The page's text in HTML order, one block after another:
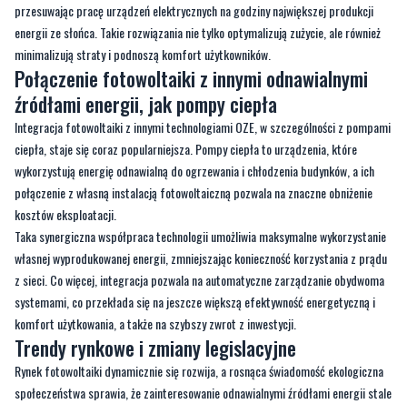
przesuwając pracę urządzeń elektrycznych na godziny największej produkcji
energii ze słońca. Takie rozwiązania nie tylko optymalizują zużycie, ale również
minimalizują straty i podnoszą komfort użytkowników.
Połączenie fotowoltaiki z innymi odnawialnymi
źródłami energii, jak pompy ciepła
Integracja fotowoltaiki z innymi technologiami OZE, w szczególności z pompami
ciepła, staje się coraz popularniejsza. Pompy ciepła to urządzenia, które
wykorzystują energię odnawialną do ogrzewania i chłodzenia budynków, a ich
połączenie z własną instalacją fotowoltaiczną pozwala na znaczne obniżenie
kosztów eksploatacji.
Taka synergiczna współpraca technologii umożliwia maksymalne wykorzystanie
własnej wyprodukowanej energii, zmniejszając konieczność korzystania z prądu
z sieci. Co więcej, integracja pozwala na automatyczne zarządzanie obydwoma
systemami, co przekłada się na jeszcze większą efektywność energetyczną i
komfort użytkowania, a także na szybszy zwrot z inwestycji.
Trendy rynkowe i zmiany legislacyjne
Rynek fotowoltaiki dynamicznie się rozwija, a rosnąca świadomość ekologiczna
społeczeństwa sprawia, że zainteresowanie odnawialnymi źródłami energii stale